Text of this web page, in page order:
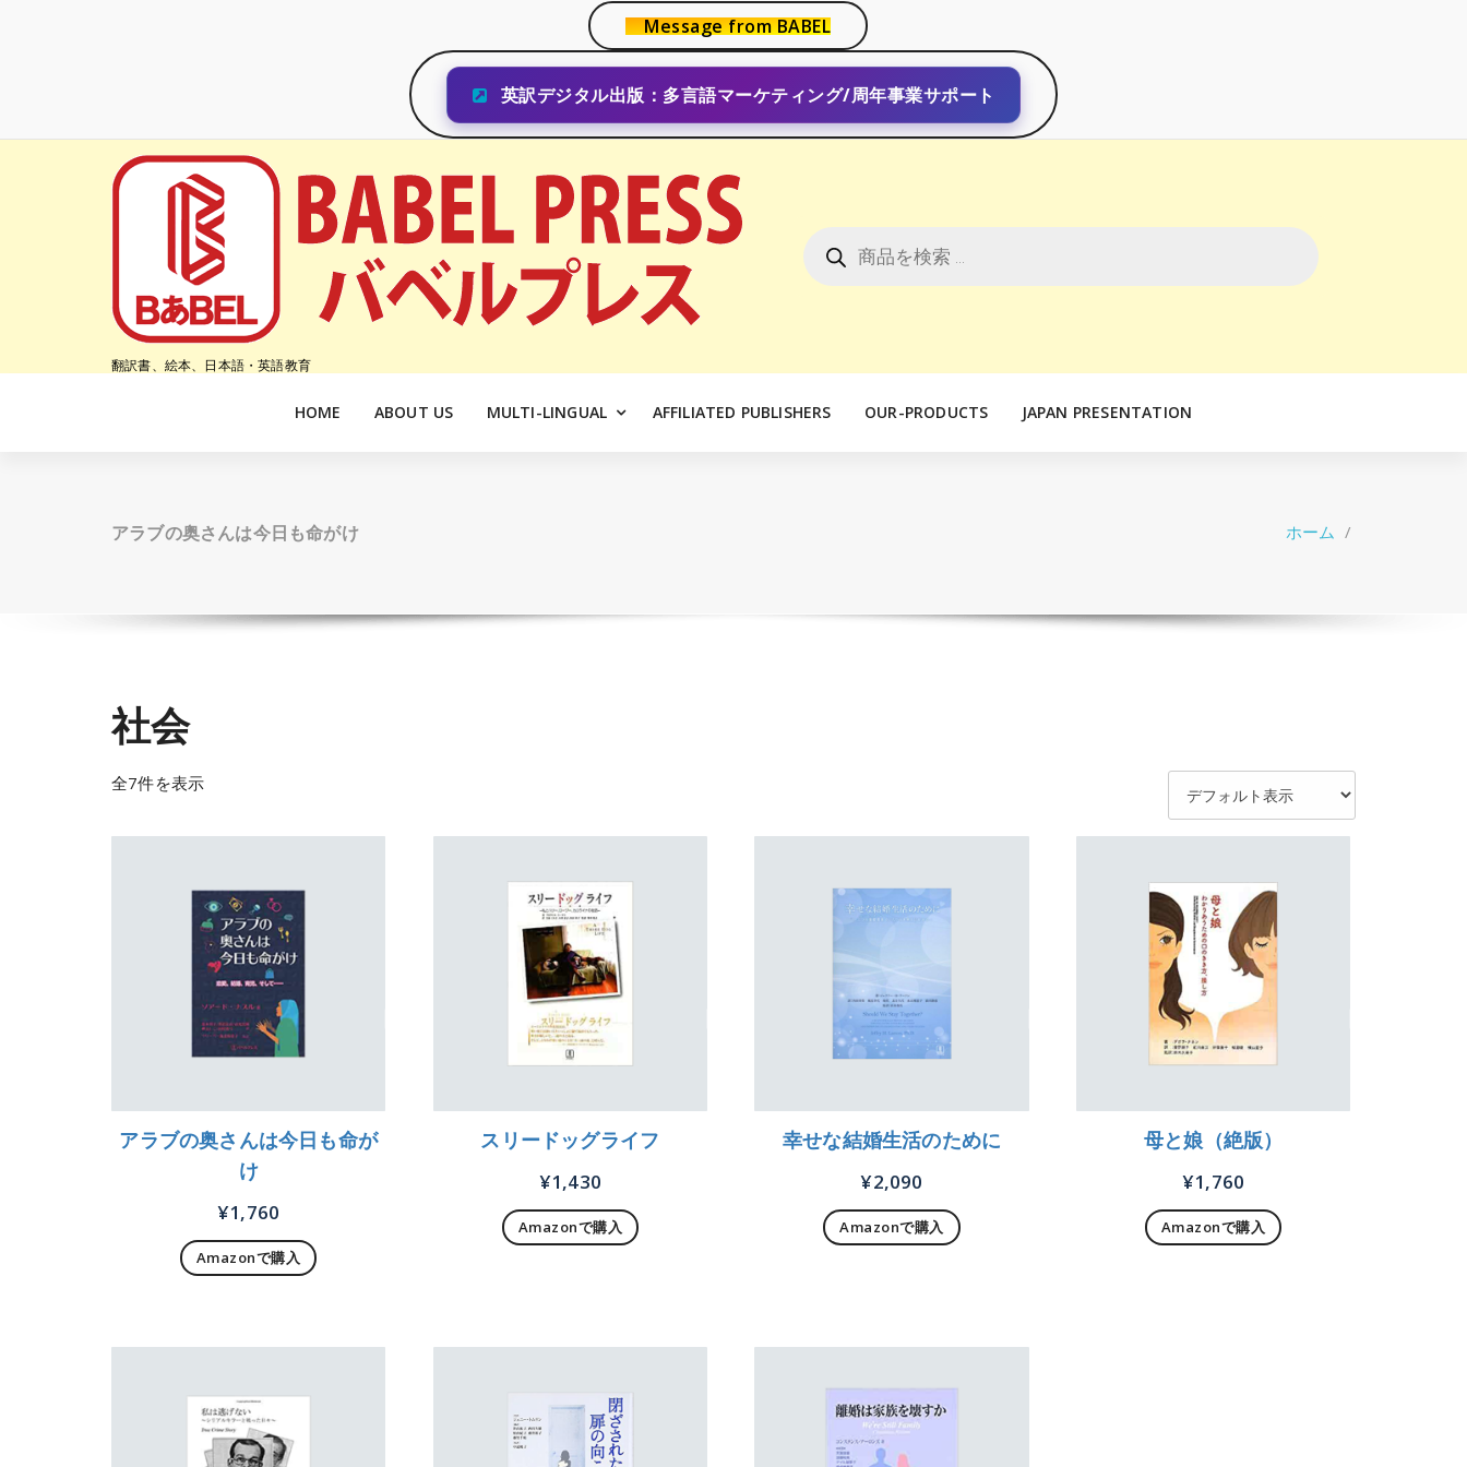
Message from BABEL
英訳デジタル出版：多言語マーケティング/周年事業サポート
翻訳書、絵本、日本語・英語教育
商
品
検
索
HOME ABOUT US MULTI-LINGUAL AFFILIATED PUBLISHERS OUR-PRODUCTS JAPAN PRESENTATION
アラブの奥さんは今日も命がけ ホーム /
社会
全7件を表示
アラブの奥さんは今日も命が
け
¥1,760
Amazonで購入
スリードッグライフ
¥1,430
Amazonで購入
幸せな結婚生活のために
¥2,090
Amazonで購入
母と娘（絶版）
¥1,760
Amazonで購入